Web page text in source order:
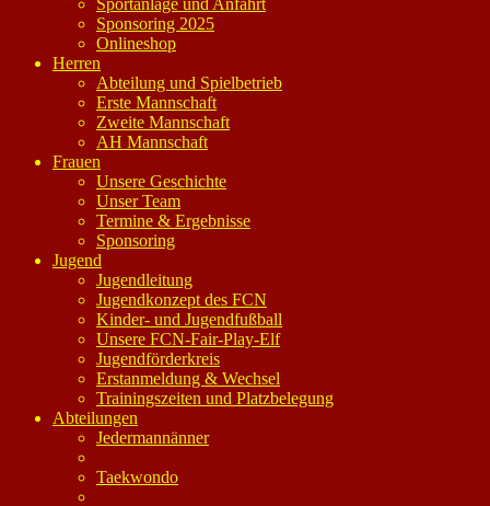
Sportanlage und Anfahrt
Sponsoring 2025
Onlineshop
Herren
Abteilung und Spielbetrieb
Erste Mannschaft
Zweite Mannschaft
AH Mannschaft
Frauen
Unsere Geschichte
Unser Team
Termine & Ergebnisse
Sponsoring
Jugend
Jugendleitung
Jugendkonzept des FCN
Kinder- und Jugendfußball
Unsere FCN-Fair-Play-Elf
Jugendförderkreis
Erstanmeldung & Wechsel
Trainingszeiten und Platzbelegung
Abteilungen
Jedermannänner
Taekwondo